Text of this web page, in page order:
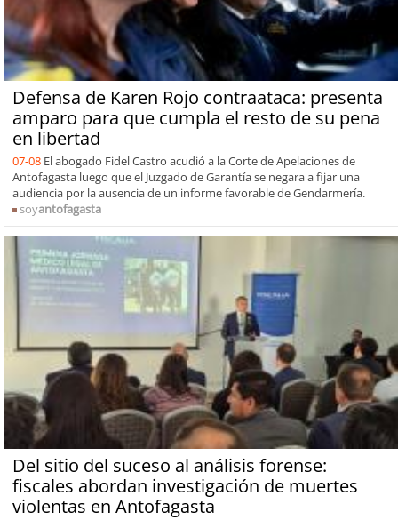
Defensa de Karen Rojo contraataca: presenta
amparo para que cumpla el resto de su pena
en libertad
07-08 El abogado Fidel Castro acudió a la Corte de Apelaciones de
Antofagasta luego que el Juzgado de Garantía se negara a fijar una
audiencia por la ausencia de un informe favorable de Gendarmería.
soyantofagasta
Del sitio del suceso al análisis forense:
fiscales abordan investigación de muertes
violentas en Antofagasta